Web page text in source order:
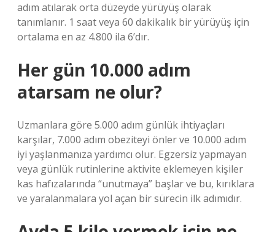
adım atılarak orta düzeyde yürüyüş olarak
tanımlanır. 1 saat veya 60 dakikalık bir yürüyüş için
ortalama en az 4.800 ila 6’dır.
Her gün 10.000 adım
atarsam ne olur?
Uzmanlara göre 5.000 adım günlük ihtiyaçları
karşılar, 7.000 adım obeziteyi önler ve 10.000 adım
iyi yaşlanmanıza yardımcı olur. Egzersiz yapmayan
veya günlük rutinlerine aktivite eklemeyen kişiler
kas hafızalarında “unutmaya” başlar ve bu, kırıklara
ve yaralanmalara yol açan bir sürecin ilk adımıdır.